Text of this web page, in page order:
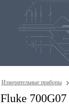
Измерительные приборы
Fluke 700G07